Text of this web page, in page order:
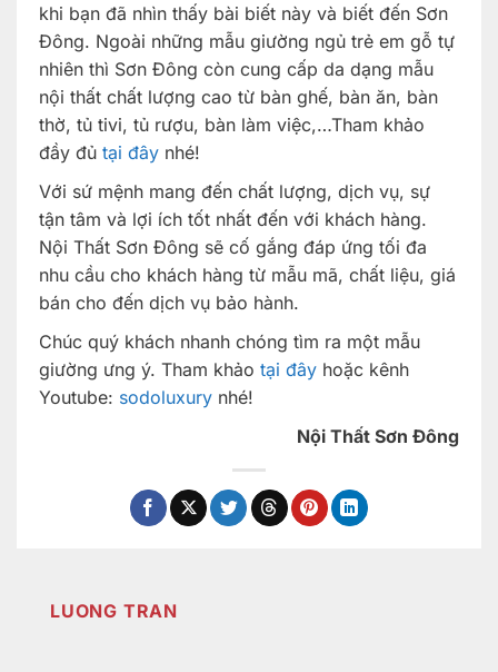
khi bạn đã nhìn thấy bài biết này và biết đến Sơn
Đông. Ngoài những mẫu giường ngủ trẻ em gỗ tự
nhiên thì Sơn Đông còn cung cấp da dạng mẫu
nội thất chất lượng cao từ bàn ghế, bàn ăn, bàn
thờ, tủ tivi, tủ rượu, bàn làm việc,…Tham khảo
đầy đủ tại đây nhé!
Với sứ mệnh mang đến chất lượng, dịch vụ, sự
tận tâm và lợi ích tốt nhất đến với khách hàng.
Nội Thất Sơn Đông sẽ cố gắng đáp ứng tối đa
nhu cầu cho khách hàng từ mẫu mã, chất liệu, giá
bán cho đến dịch vụ bảo hành.
Chúc quý khách nhanh chóng tìm ra một mẫu
giường ưng ý. Tham khảo tại đây hoặc kênh
Youtube: sodoluxury nhé!
Nội Thất Sơn Đông
LUONG TRAN